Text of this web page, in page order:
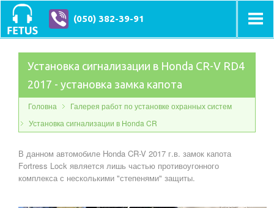
(050) 382-39-91
Установка сигнализации в Honda CR-V RD4
2017 - установка замка капота
Головна
Галерея работ по установке охранных систем
Установка сигнализации в Honda CR
В данном автомобиле Honda CR-V 2017 г.в. замок капота
Fortress Lock является лишь частью противоугонного
комплекса с несколькими "степенями" защиты.